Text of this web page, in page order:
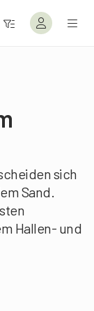
sich
Sand.
Hallen- und